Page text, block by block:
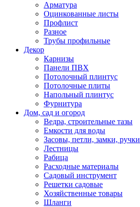
Арматура
Оцинкованные листы
Профлист
Разное
Трубы профильные
Декор
Карнизы
Панели ПВХ
Потолочный плинтус
Потолочные плиты
Напольный плинтус
Фурнитура
Дом, сад и огород
Ведра, строительные тазы
Емкости для воды
Засовы, петли, замки, ручки
Лестницы
Рабица
Расходные материалы
Садовый инструмент
Решетки садовые
Хозяйственные товары
Шланги